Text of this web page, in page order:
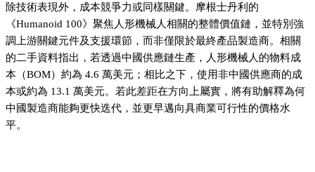
除技術表現外，成本競爭力或同樣關鍵。摩根士丹利的
《Humanoid 100》聚焦人形機械人相關的整體價值鏈，並特別強
調上游關鍵元件及支援環節，而非僅限於最終產品製造商。相關
的二手資料指出，若透過中國供應鏈生產，人形機械人的物料成
本（BOM）約為 4.6 萬美元；相比之下，使用非中國供應商的成
本或約為 13.1 萬美元。若此差距在方向上屬實，將有助解釋為何
中國製造商能夠更快迭代，並更早邁向具商業可行性的價格水
平。